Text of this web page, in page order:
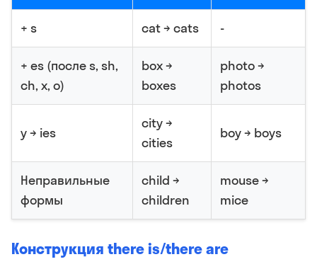
+ s cat → cats -
+ es (после s, sh,
ch, x, o)
box →
boxes
photo →
photos
y → ies
city →
cities
boy → boys
Неправильные
формы
child →
children
mouse →
mice
Конструкция there is/there are